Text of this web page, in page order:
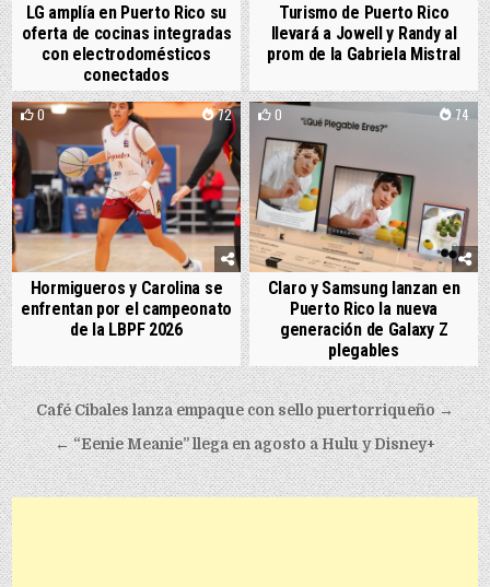
LG amplía en Puerto Rico su
oferta de cocinas integradas
con electrodomésticos
conectados
Turismo de Puerto Rico
llevará a Jowell y Randy al
prom de la Gabriela Mistral
0 72
Hormigueros y Carolina se
enfrentan por el campeonato
de la LBPF 2026
0 74
Claro y Samsung lanzan en
Puerto Rico la nueva
generación de Galaxy Z
plegables
Post navigation
Café Cibales lanza empaque con sello puertorriqueño →
← “Eenie Meanie” llega en agosto a Hulu y Disney+